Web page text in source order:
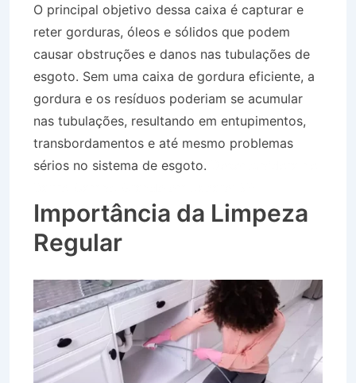
O principal objetivo dessa caixa é capturar e
reter gorduras, óleos e sólidos que podem
causar obstruções e danos nas tubulações de
esgoto. Sem uma caixa de gordura eficiente, a
gordura e os resíduos poderiam se acumular
nas tubulações, resultando em entupimentos,
transbordamentos e até mesmo problemas
sérios no sistema de esgoto.
Importância da Limpeza
Regular